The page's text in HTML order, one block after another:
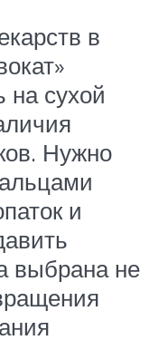
в
на сухой
Нужно
и
выбрана не